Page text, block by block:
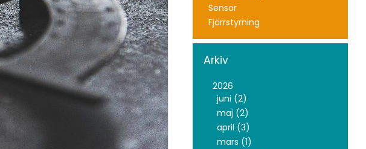
Sensor
Fjärrstyrning
Arkiv
2026
juni (2)
maj (2)
april (3)
mars (1)